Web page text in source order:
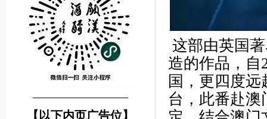
────────────────
【以下内页广告位】
这部由英国
造的作品，自
国，更四度
台，此番赴